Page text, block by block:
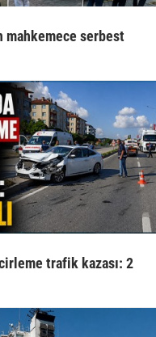
mahkemece serbest
trafik kazası: 2